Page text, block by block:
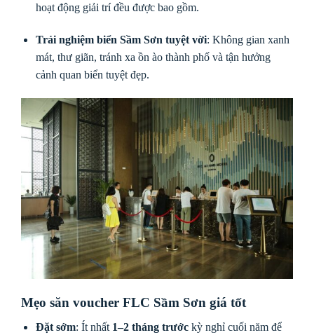
hoạt động giải trí đều được bao gồm.
Trải nghiệm biển Sầm Sơn tuyệt vời: Không gian xanh
mát, thư giãn, tránh xa ồn ào thành phố và tận hưởng
cảnh quan biển tuyệt đẹp.
Mẹo săn voucher FLC Sầm Sơn giá tốt
Đặt sớm: Ít nhất 1–2 tháng trướckỳ nghỉ cuối năm để